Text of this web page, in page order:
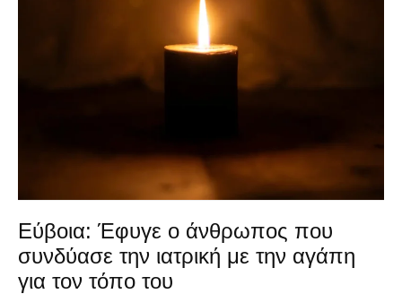
Εύβοια: Έφυγε ο άνθρωπος που
συνδύασε την ιατρική με την αγάπη
για τον τόπο του